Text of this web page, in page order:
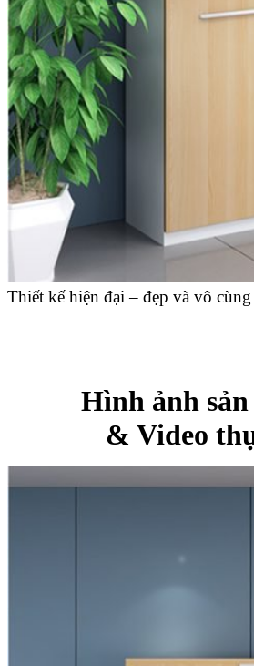
Thiết kế hiện đại – đẹp và vô
Hình ảnh
& Video